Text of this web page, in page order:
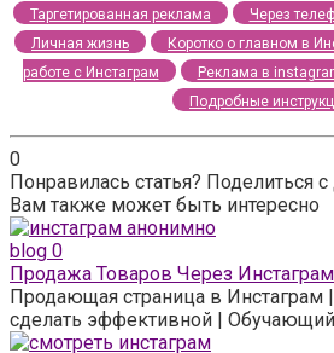
Таргетированная реклама Через
Личная жизнь
Коротко о главном в
работе с Инстаграм
Реклама в
Подробные
0
Понравилась статья? Поделиться
Вам также может быть интересно
blog 0
Продажа Товаров Через Инстаграм
Продающая страница в Инстаграм
сделать эффективной | Обучающий